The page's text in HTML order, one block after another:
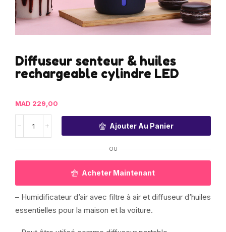
Diffuseur senteur & huiles
rechargeable cylindre LED
MAD 229,00
Ajouter Au Panier
OU
Acheter Maintenant
– Humidificateur d’air avec filtre à air et diffuseur d’huiles
essentielles pour la maison et la voiture.